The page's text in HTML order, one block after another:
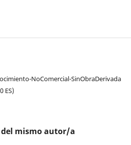
NoComercial-SinObraDerivada
ES)
mismo autor/a